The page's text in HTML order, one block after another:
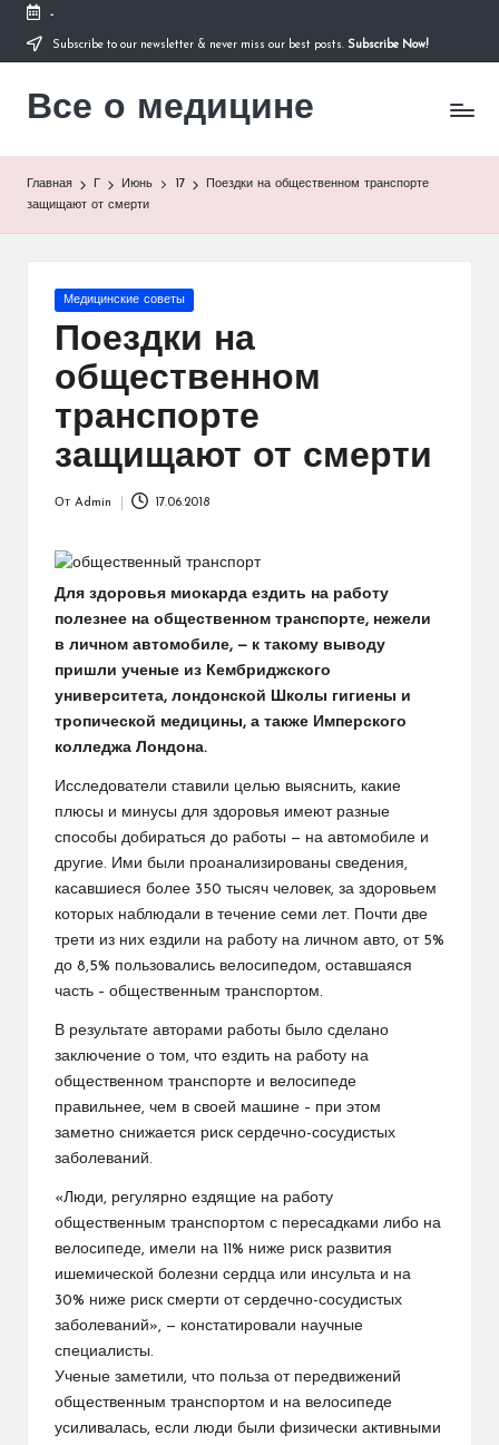
Перейти
содержимому
-
Subscribe to our newsletter & never miss our best posts. Subscribe Now!
Все о медицине
Лечитесь
Главная Г Июнь 17
Поездки на общественном транспорте
защищают от смерти
Опубликовано
Медицинские советы
Поездки на
общественном
транспорте
защищают от смерти
От Admin 17.06.2018
Для здоровья миокарда ездить на работу
полезнее на общественном транспорте, нежели
в личном автомобиле, — к такому выводу
пришли ученые из Кембриджского
университета, лондонской Школы гигиены и
тропической медицины, а также Имперского
колледжа Лондона.
Исследователи ставили целью выяснить, какие
плюсы и минусы для здоровья имеют разные
способы добираться до работы — на автомобиле и
другие. Ими были проанализированы сведения,
касавшиеся более 350 тысяч человек, за здоровьем
которых наблюдали в течение семи лет. Почти две
трети из них ездили на работу на личном авто, от 5%
до 8,5% пользовались велосипедом, оставшаяся
часть – общественным транспортом.
В результате авторами работы было сделано
заключение о том, что ездить на работу на
общественном транспорте и велосипеде
правильнее, чем в своей машине – при этом
заметно снижается риск сердечно-сосудистых
заболеваний.
«Люди, регулярно ездящие на работу
общественным транспортом с пересадками либо на
велосипеде, имели на 11% ниже риск развития
ишемической болезни сердца или инсульта и на
30% ниже риск смерти от сердечно-сосудистых
заболеваний», — констатировали научные
специалисты.
Ученые заметили, что польза от передвижений
общественным транспортом и на велосипеде
усиливалась, если люди были физически активными